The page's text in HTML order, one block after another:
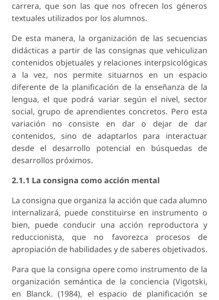
carrera, que son las que nos ofrecen los géneros
textuales utilizados por los alumnos.
De esta manera, la organización de las secuencias
didácticas a partir de las consignas que vehiculizan
contenidos objetuales y relaciones interpsicológicas
a la vez, nos permite situarnos en un espacio
diferente de la planificación de la enseñanza de la
lengua, el que podrá variar según el nivel, sector
social, grupo de aprendientes concretos. Pero esta
variación no consiste en dar o dejar de dar
contenidos, sino de adaptarlos para interactuar
desde el desarrollo potencial en búsquedas de
desarrollos próximos.
2.1.1 La consigna como acción mental
La consigna que organiza la acción que cada alumno
internalizará, puede constituirse en instrumento o
bien, puede conducir una acción reproductora y
reduccionista, que no favorezca procesos de
apropiación de habilidades y de saberes objetivados.
Para que la consigna opere como instrumento de la
organización semántica de la conciencia (Vigotski,
en Blanck. (1984), el espacio de planificación se